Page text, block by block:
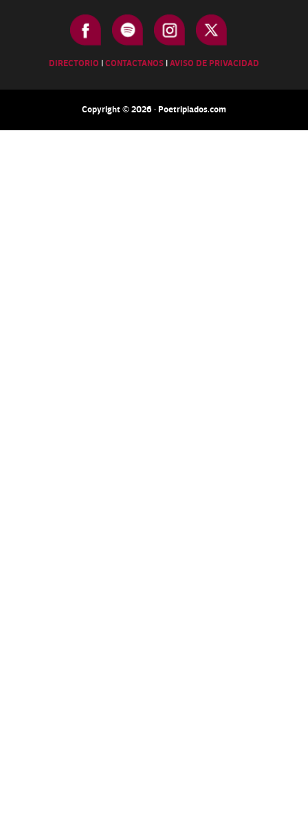
DIRECTORIO |CONTACTANOS |AVISO DE PRIVACIDAD
Copyright © 2026 · Poetripiados.com